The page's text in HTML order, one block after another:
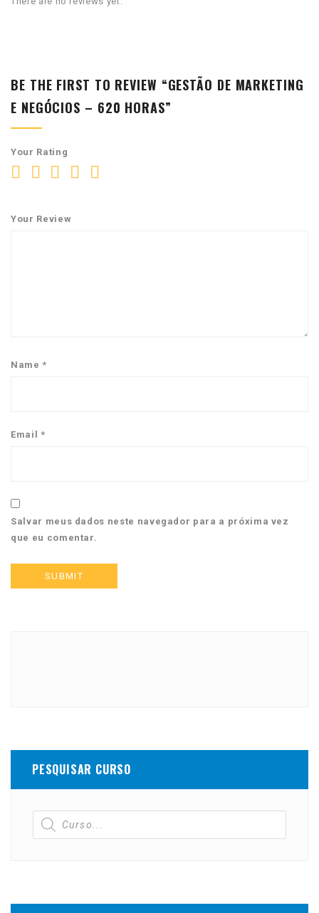
BE THE FIRST TO REVIEW “GESTÃO DE MARKETING
E NEGÓCIOS – 620 HORAS”
Your Rating
Your Review
Name*
Email *
Salvar meus dados neste navegador para a próxima vez
que eu comentar.
PESQUISAR CURSO